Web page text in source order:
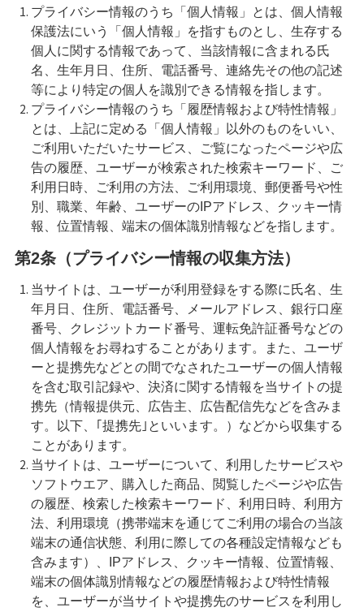
プライバシー情報のうち「個人情報」とは、個人情報
保護法にいう「個人情報」を指すものとし、生存する
個人に関する情報であって、当該情報に含まれる氏
名、生年月日、住所、電話番号、連絡先その他の記述
等により特定の個人を識別できる情報を指します。
プライバシー情報のうち「履歴情報および特性情報」
とは、上記に定める「個人情報」以外のものをいい、
ご利用いただいたサービス、ご覧になったページや広
告の履歴、ユーザーが検索された検索キーワード、ご
利用日時、ご利用の方法、ご利用環境、郵便番号や性
別、職業、年齢、ユーザーのIPアドレス、クッキー情
報、位置情報、端末の個体識別情報などを指します。
第2条（プライバシー情報の収集方法）
当サイトは、ユーザーが利用登録をする際に氏名、生
年月日、住所、電話番号、メールアドレス、銀行口座
番号、クレジットカード番号、運転免許証番号などの
個人情報をお尋ねすることがあります。また、ユーザ
ーと提携先などとの間でなされたユーザーの個人情報
を含む取引記録や、決済に関する情報を当サイトの提
携先（情報提供元、広告主、広告配信先などを含みま
す。以下、｢提携先｣といいます。）などから収集する
ことがあります。
当サイトは、ユーザーについて、利用したサービスや
ソフトウエア、購入した商品、閲覧したページや広告
の履歴、検索した検索キーワード、利用日時、利用方
法、利用環境（携帯端末を通じてご利用の場合の当該
端末の通信状態、利用に際しての各種設定情報なども
含みます）、IPアドレス、クッキー情報、位置情報、
端末の個体識別情報などの履歴情報および特性情報
を、ユーザーが当サイトや提携先のサービスを利用し